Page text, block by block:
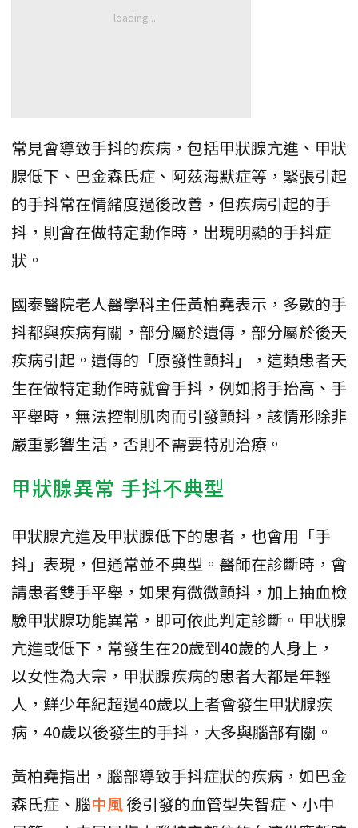
常見會導致手抖的疾病，包括甲狀腺亢進、甲狀
腺低下、巴金森氏症、阿茲海默症等，緊張引起
的手抖常在情緒度過後改善，但疾病引起的手
抖，則會在做特定動作時，出現明顯的手抖症
狀。
國泰醫院老人醫學科主任黃柏堯表示，多數的手
抖都與疾病有關，部分屬於遺傳，部分屬於後天
疾病引起。遺傳的「原發性顫抖」，這類患者天
生在做特定動作時就會手抖，例如將手抬高、手
平舉時，無法控制肌肉而引發顫抖，該情形除非
嚴重影響生活，否則不需要特別治療。
甲狀腺異常 手抖不典型
甲狀腺亢進及甲狀腺低下的患者，也會用「手
抖」表現，但通常並不典型。醫師在診斷時，會
請患者雙手平舉，如果有微微顫抖，加上抽血檢
驗甲狀腺功能異常，即可依此判定診斷。甲狀腺
亢進或低下，常發生在20歲到40歲的人身上，
以女性為大宗，甲狀腺疾病的患者大都是年輕
人，鮮少年紀超過40歲以上者會發生甲狀腺疾
病，40歲以後發生的手抖，大多與腦部有關。
黃柏堯指出，腦部導致手抖症狀的疾病，如巴金
森氏症、腦中風後引發的血管型失智症、小中